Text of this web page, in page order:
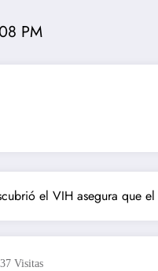
PM
el VIH asegura que
Visitas